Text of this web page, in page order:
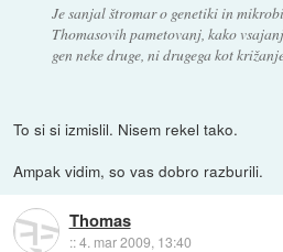
Je sanjal štromar o genetiki in
Thomasovih pametovanj, kako
gen neke druge, ni drugega kot
To si si izmislil. Nisem rekel tako.
Ampak vidim, so vas dobro razburili.
Thomas
::4. mar 2009, 13:40